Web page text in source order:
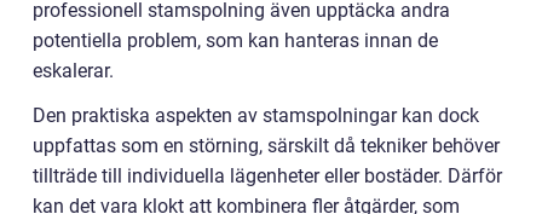
professionell stamspolning även upptäcka andra
potentiella problem, som kan hanteras innan de
eskalerar.
Den praktiska aspekten av stamspolningar kan dock
uppfattas som en störning, särskilt då tekniker behöver
tillträde till individuella lägenheter eller bostäder. Därför
kan det vara klokt att kombinera fler åtgärder, som